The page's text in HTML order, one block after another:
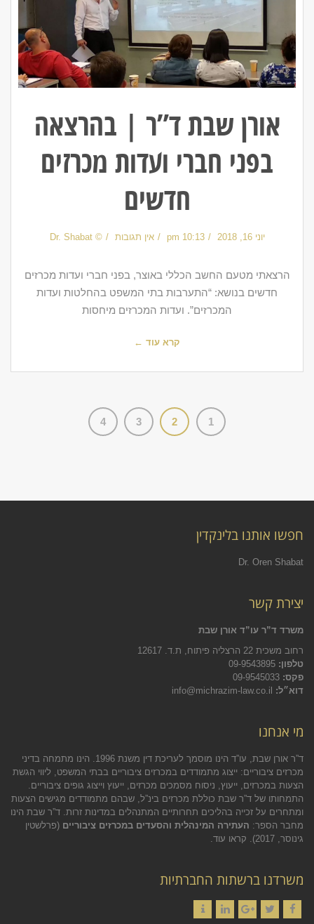
אורן שבת ד”ר | בהרצאה
בפני חברי ועדות מכרזים
חדשים
יוני 16, 2018 10:13 pm אין תגובות © Dr. Shabat
הרצאתי מטעם החשב הכללי באוצר, בפני חברי ועדות מכרזים
חדשים בנושא: “התערבות בתי המשפט בהחלטות ועדות
המכרזים”. ועדות המכרזים מיחסות
קרא עוד ←
1
2
3
4
חפשו אותנו בלינקדין
Dr. Oren Shabat
יצירת קשר
משרד ד”ר עו”ד אורן שבת
רחוב משכית 22 הרצליה פיתוח, ת.ד. 12617
טלפון:
פקס:
דוא״ל:
מי אנחנו
ד”ר אורן שבת, עו”ד הינו מוסמך לעריכת דין משנת 1996. הינו מתמחה בדיני
מכרזים ציבוריים: ייצוג מתמודדים במכרזים ציבוריים בבתי המשפט, ליווי הגשת
הצעות במכרזים, ייעוץ, ניסוח מסמכים מכרזים, ייעוץ וייצוג גופים ציבוריים.
התמחותו של ד”ר שבת כוללת מכרזים בינ”ל, שבהם מתמודדים מגישים הצעות
ומתחרים על זכייה בהליכים תחרותיים המתנהלים במדינות זרות. ד”ר שבת הינו
מחבר הספר: העתירה המינהלית והסעדים במכרזים ציבוריים (פרלשטין
גינוסר, 2017).
קראו עוד.
משרדנו ברשתות החברתיות